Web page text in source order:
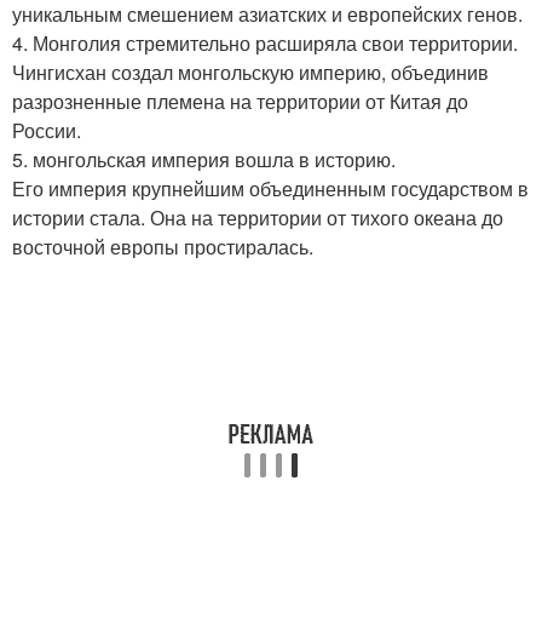
уникальным смешением азиатских и европейских генов.
4. Монголия стремительно расширяла свои территории.
Чингисхан создал монгольскую империю, объединив
разрозненные племена на территории от Китая до
России.
5. монгольская империя вошла в историю.
Его империя крупнейшим объединенным государством в
истории стала. Она на территории от тихого океана до
восточной европы простиралась.